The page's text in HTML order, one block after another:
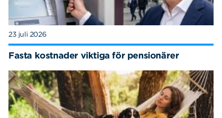
23 juli 2026
Fasta kostnader viktiga för pensionärer